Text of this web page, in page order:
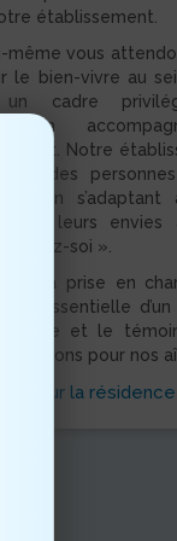
établissement.
même vous
le bien-vivre au
un cadre
un
Notre
des
en s’adaptant
qu’à leurs envies
« chez-soi ».
de la prise en
essentielle d’un
et le
avons pour nos
sur la résidence